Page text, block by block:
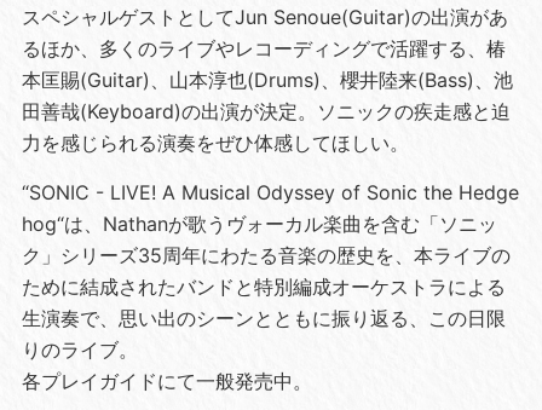
スペシャルゲストとしてJun Senoue(Guitar)の出演があ
るほか、多くのライブやレコーディングで活躍する、椿
本匡賜(Guitar)、山本淳也(Drums)、櫻井陸来(Bass)、池
田善哉(Keyboard)の出演が決定。ソニックの疾走感と迫
力を感じられる演奏をぜひ体感してほしい。
“SONIC - LIVE! A Musical Odyssey of Sonic the Hedge
hog“は、Nathanが歌うヴォーカル楽曲を含む「ソニッ
ク」シリーズ35周年にわたる音楽の歴史を、本ライブの
ために結成されたバンドと特別編成オーケストラによる
生演奏で、思い出のシーンとともに振り返る、この日限
りのライブ。
各プレイガイドにて一般発売中。